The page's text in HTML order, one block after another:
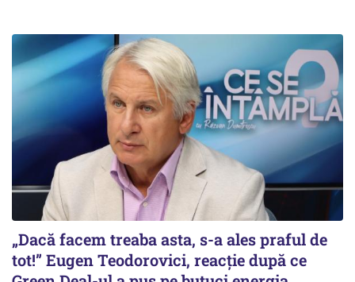
„Dacă facem treaba asta, s-a ales praful de
tot!” Eugen Teodorovici, reacție după ce